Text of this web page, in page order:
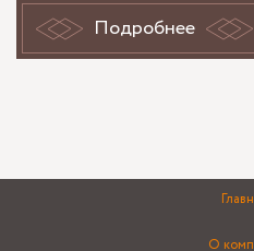
подчеркивает геометрию. На
Московском пр., в первую
готовность основания: стена
Монтаж
ровной стены и
Подробнее
О